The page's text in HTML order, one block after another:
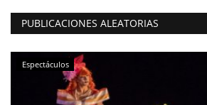
PUBLICACIONES ALEATORIAS
Espectáculos